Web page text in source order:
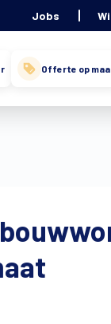
Jobs
Offerte op